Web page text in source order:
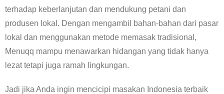
terhadap keberlanjutan dan mendukung petani dan
produsen lokal. Dengan mengambil bahan-bahan dari pasar
lokal dan menggunakan metode memasak tradisional,
Menuqq mampu menawarkan hidangan yang tidak hanya
lezat tetapi juga ramah lingkungan.
Jadi jika Anda ingin mencicipi masakan Indonesia terbaik